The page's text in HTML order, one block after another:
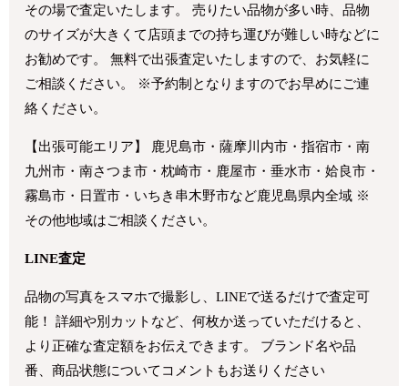
その場で査定いたします。 売りたい品物が多い時、品物
のサイズが大きくて店頭までの持ち運びが難しい時などに
お勧めです。 無料で出張査定いたしますので、お気軽に
ご相談ください。 ※予約制となりますのでお早めにご連
絡ください。
【出張可能エリア】 鹿児島市・薩摩川内市・指宿市・南
九州市・南さつま市・枕崎市・鹿屋市・垂水市・姶良市・
霧島市・日置市・いちき串木野市など鹿児島県内全域 ※
その他地域はご相談ください。
LINE査定
品物の写真をスマホで撮影し、LINEで送るだけで査定可
能！ 詳細や別カットなど、何枚か送っていただけると、
より正確な査定額をお伝えできます。 ブランド名や品
番、商品状態についてコメントもお送りください